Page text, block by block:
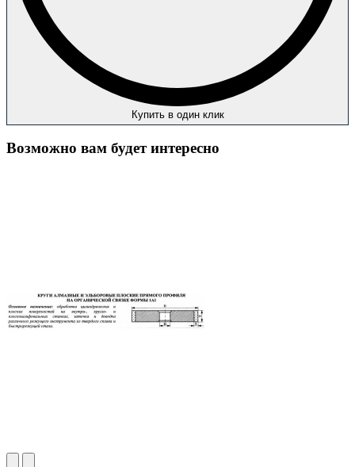
Купить в один клик
Возможно вам будет интересно